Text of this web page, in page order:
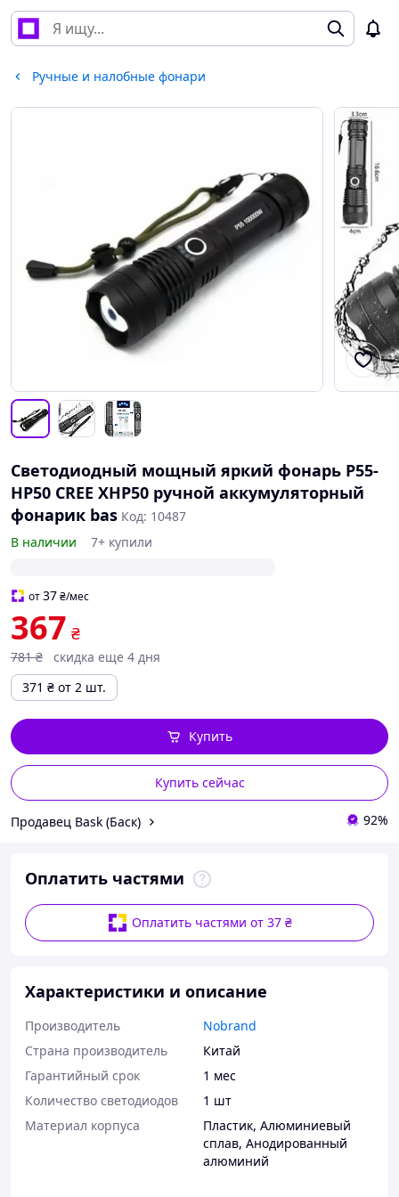
Ручные и налобные фонари
Светодиодный мощный яркий фонарь P55-
HP50 CREE XHP50 ручной аккумуляторный
фонарик bas Код: 10487
В наличии
7+ купили
от37₴/мес
367 ₴
781 ₴
скидка еще 4 дня
371 ₴ от 2 шт.
Купить сейчас
Купить
Продавец Bask (Баск) 92%
Оплатить частями
Оплатить частями от 37 ₴
Характеристики и описание
Производитель
Nobrand
Страна производитель
Китай
Гарантийный срок
1 мес
Количество светодиодов
1 шт
Материал корпуса
Пластик, Алюминиевый
сплав, Анодированный
алюминий